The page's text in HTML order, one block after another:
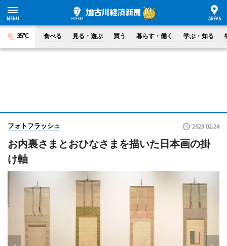
35°C 食べる 見る・遊ぶ 買う 暮らす・働く 学ぶ・知る
フォトフラッシュ 2023.02.24
お内裏さまとおひなさまを描いた日本画の掛
け軸